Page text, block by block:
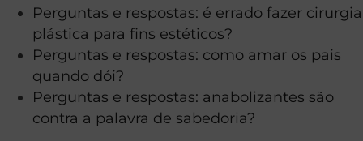
Perguntas e respostas: é errado fazer cirurgia
plástica para fins estéticos?
Perguntas e respostas: como amar os pais
quando dói?
Perguntas e respostas: anabolizantes são
contra a palavra de sabedoria?